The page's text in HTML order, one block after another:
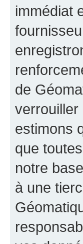
immédiat
de
verrouiller
estimons
que
notre
à une